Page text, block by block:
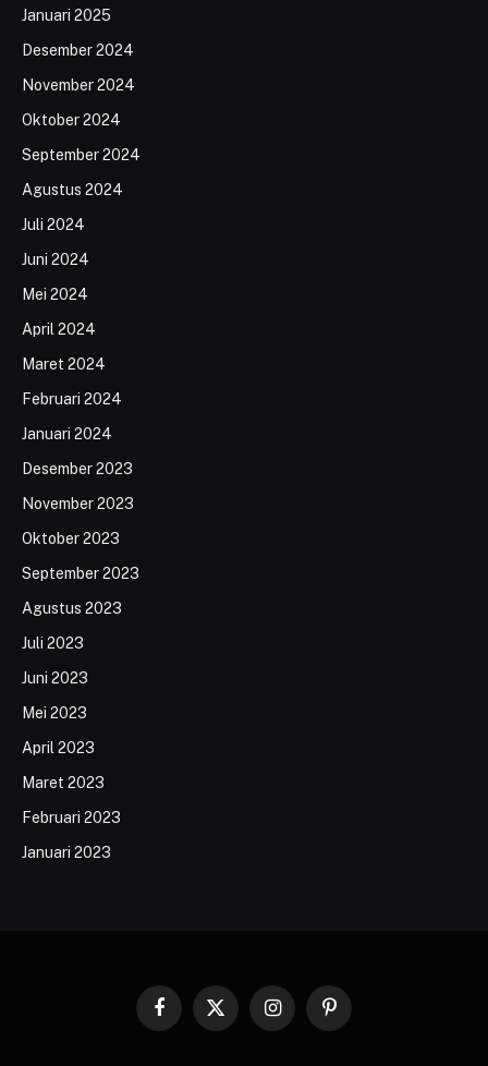
Januari 2025
Desember 2024
November 2024
Oktober 2024
September 2024
Agustus 2024
Juli 2024
Juni 2024
Mei 2024
April 2024
Maret 2024
Februari 2024
Januari 2024
Desember 2023
November 2023
Oktober 2023
September 2023
Agustus 2023
Juli 2023
Juni 2023
Mei 2023
April 2023
Maret 2023
Februari 2023
Januari 2023
Facebook
X
InstagramPinterest